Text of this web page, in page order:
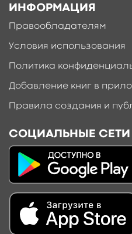
ИНФОРМАЦИЯ
Правообладателям
Условия использования
Политика
Добавление книг в
Правила создания и
СОЦИАЛЬНЫЕ СЕТИ